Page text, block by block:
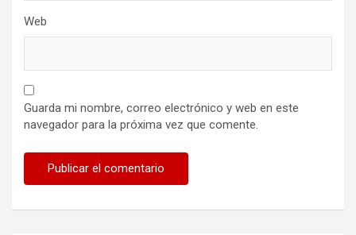
Web
Guarda mi nombre, correo electrónico y web en este
navegador para la próxima vez que comente.